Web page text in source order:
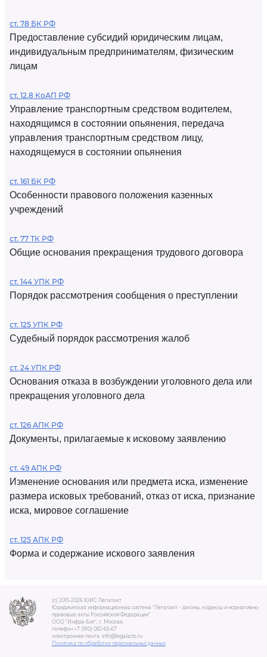
ст. 78 БК РФ
Предоставление субсидий юридическим лицам,
индивидуальным предпринимателям, физическим
лицам
ст. 12.8 КоАП РФ
Управление транспортным средством водителем,
находящимся в состоянии опьянения, передача
управления транспортным средством лицу,
находящемуся в состоянии опьянения
ст. 161 БК РФ
Особенности правового положения казенных
учреждений
ст. 77 ТК РФ
Общие основания прекращения трудового договора
ст. 144 УПК РФ
Порядок рассмотрения сообщения о преступлении
ст. 125 УПК РФ
Судебный порядок рассмотрения жалоб
ст. 24 УПК РФ
Основания отказа в возбуждении уголовного дела или
прекращения уголовного дела
ст. 126 АПК РФ
Документы, прилагаемые к исковому заявлению
ст. 49 АПК РФ
Изменение основания или предмета иска, изменение
размера исковых требований, отказ от иска, признание
иска, мировое соглашение
ст. 125 АПК РФ
Форма и содержание искового заявления
(c) 2015-2026 ЮИС Легалакт
Юридическая информационная система "Легалакт - законы, кодексы и нормативно-
правовые акты Российской Федерации"
ООО "Инфра-Бит", г. Москва.
телефон +7 (910) 050-65-67
электронная почта: info@legalacts.ru
Политика по обработке персональных данных